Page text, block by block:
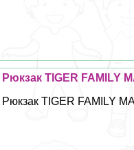
Рюкзак TIGER FAMILY
Рюкзак TIGER FAMILY